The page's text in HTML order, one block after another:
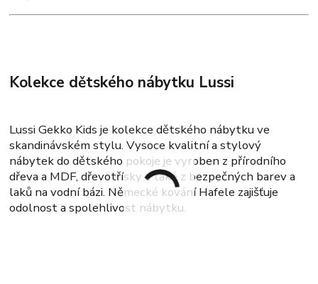
Kolekce dětského nábytku Lussi
Lussi Gekko Kids je kolekce dětského nábytku ve
skandinávském stylu. Vysoce kvalitní a stylový
nábytek do dětského pokoje je vyroben z přírodního
dřeva a MDF, dřevotřísky a také z bezpečných barev a
laků na vodní bázi. Německé kování Hafele zajišťuje
odolnost a spolehlivost nábytku.